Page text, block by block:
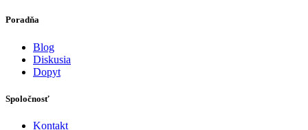
Poradňa
Blog
Diskusia
Dopyt
Spoločnosť
Kontakt